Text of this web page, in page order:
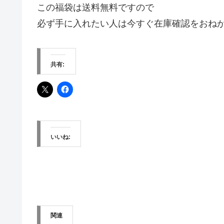
この福袋は送料無料ですので
必ず手に入れたい人は今すぐ在庫確認をおね
共有:
いいね:
関連